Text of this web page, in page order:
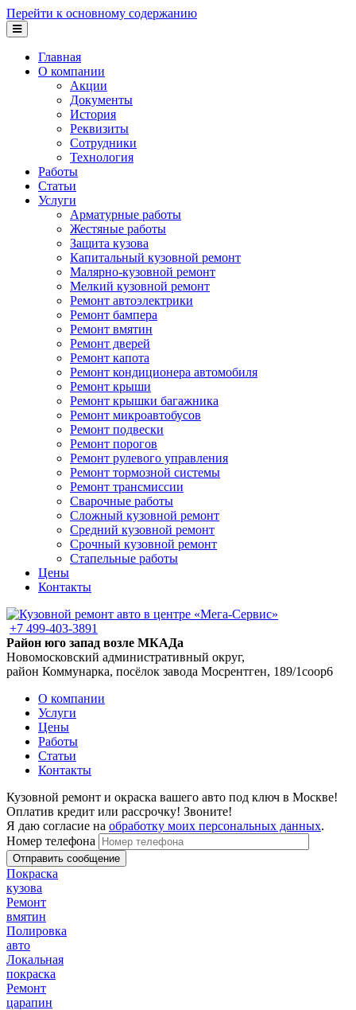
Перейти к основному содержанию
Главная
О компании
Акции
Документы
История
Реквизиты
Сотрудники
Технология
Работы
Статьи
Услуги
Арматурные работы
Жестяные работы
Защита кузова
Капитальный кузовной ремонт
Малярно-кузовной ремонт
Мелкий кузовной ремонт
Ремонт автоэлектрики
Ремонт бампера
Ремонт вмятин
Ремонт дверей
Ремонт капота
Ремонт кондиционера автомобиля
Ремонт крыши
Ремонт крышки багажника
Ремонт микроавтобусов
Ремонт подвески
Ремонт порогов
Ремонт рулевого управления
Ремонт тормозной системы
Ремонт трансмиссии
Сварочные работы
Сложный кузовной ремонт
Средний кузовной ремонт
Срочный кузовной ремонт
Стапельные работы
Цены
Контакты
+7 499-403-3891
Район юго запад возле МКАДа
Новомосковский административный округ,
район Коммунарка, посёлок завода Мосрентген, 189/1соор6
О компании
Услуги
Цены
Работы
Статьи
Контакты
Кузовной ремонт и окраска вашего авто под ключ в Москве!
Оплатив кредит или рассрочку! Звоните!
Я даю согласие на обработку моих персональных данных.
Номер телефона
Покраска
кузова
Ремонт
вмятин
Полировка
авто
Локальная
покраска
Ремонт
царапин